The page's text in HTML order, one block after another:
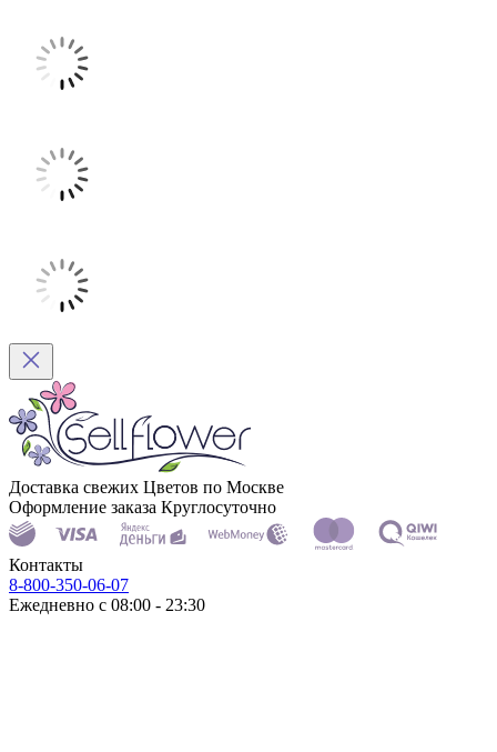
Доставка свежих Цветов по Москве
Оформление заказа Круглосуточно
Контакты
8-800-350-06-07
Ежедневно с 08:00 - 23:30